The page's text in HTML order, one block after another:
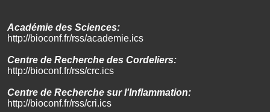
Académie des Sciences:
http://bioconf.fr/rss/academie.ics
Centre de Recherche des Cordeliers:
http://bioconf.fr/rss/crc.ics
Centre de Recherche sur l'Inflammation:
http://bioconf.fr/rss/cri.ics